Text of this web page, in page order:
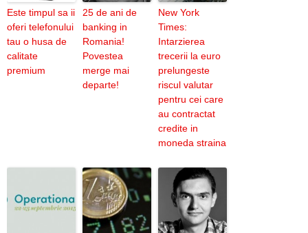
Este timpul sa ii
oferi telefonului
tau o husa de
calitate
premium
25 de ani de
banking in
Romania!
Povestea
merge mai
departe!
New York
Times:
Intarzierea
trecerii la euro
prelungeste
riscul valutar
pentru cei care
au contractat
credite in
moneda straina